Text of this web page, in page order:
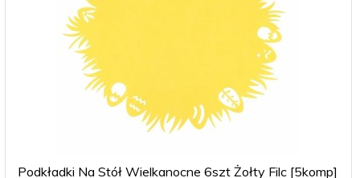
Podkładki Na Stół Wielkanocne 6szt Żołty Filc [5komp]